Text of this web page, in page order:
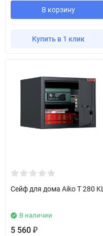
В корзину
Купить в 1 клик
Сейф для дома Aiko T 280 KL
В наличии
5 560 ₽